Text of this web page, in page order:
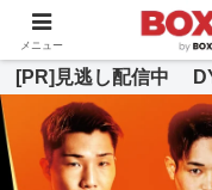
BOXING
[PR]見逃し配信中
メニュー